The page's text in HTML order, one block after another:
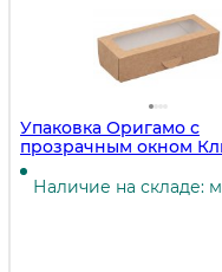
Упаковка Оригамо с
прозрачным окном
170х70х40 мм на 500
быстросборная, 250
Наличие на складе: